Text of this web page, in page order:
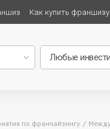
Как купить франшизу
по франчайзингу